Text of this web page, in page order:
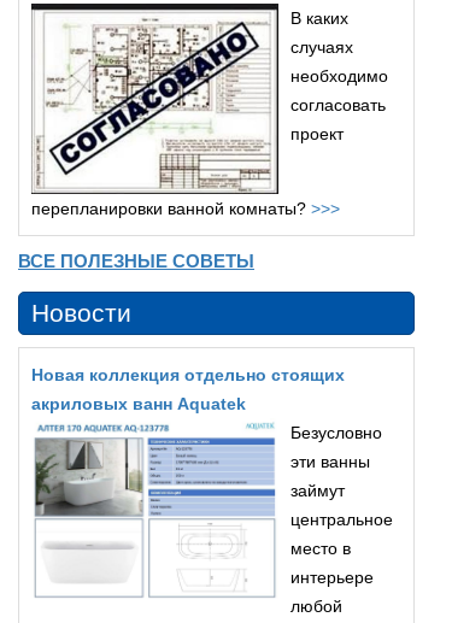
В каких
случаях
необходимо
согласовать
проект
перепланировки ванной комнаты? >>>
ВСЕ ПОЛЕЗНЫЕ СОВЕТЫ
Новости
Новая коллекция отдельно стоящих
акриловых ванн Aquatek
Безусловно
эти ванны
займут
центральное
место в
интерьере
любой